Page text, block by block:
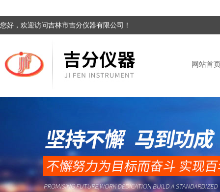
您好，欢迎访问吉林市吉分仪器有限公司！
网站首